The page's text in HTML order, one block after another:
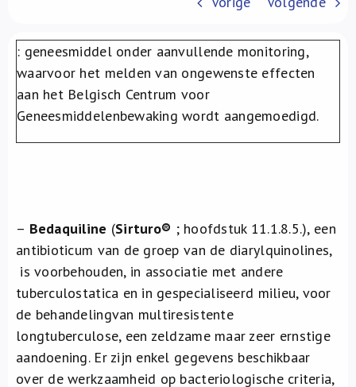
FR
: geneesmiddel onder aanvullende monitoring,
waarvoor het melden van ongewenste effecten
aan het Belgisch Centrum voor
Geneesmiddelenbewaking wordt aangemoedigd.
– Bedaquiline (Sirturo® ; hoofdstuk 11.1.8.5.), een
antibioticum van de groep van de diarylquinolines,
is voorbehouden, in associatie met andere
tuberculostatica en in gespecialiseerd milieu, voor
de behandelingvan multiresistente
longtuberculose, een zeldzame maar zeer ernstige
aandoening. Er zijn enkel gegevens beschikbaar
over de werkzaamheid op bacteriologische criteria,